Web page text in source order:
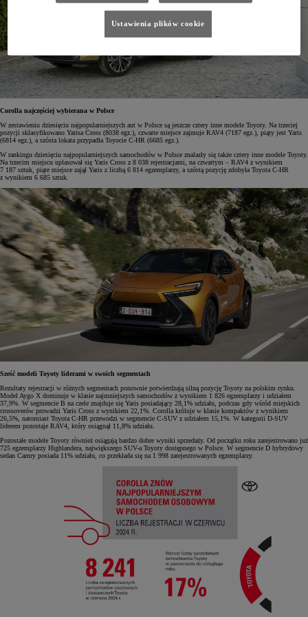
Corolla najczęściej wybierana w Polsce
W zestawieniu dziesięciu najpopularniejszych aut w Polsce są jeszcze cztery inne modele Toyoty. Na trzeciej
pozycji sklasyfikowano Yarisa Cross (8038 egz.), czwarte miejsce zajmuje RAV4 (7187 egz.), piąty jest Yaris
(6814 egz.), a szósta lokata przypadła Toyocie C-HR (6685 egz.).
W rankingu dziesięciu najpopularniejszych samochodów w Polsce znalazły się także cztery inne modele Toyoty.
Na trzecim miejscu uplasował się Yaris Cross z 8 038 rejestracjami, na czwartym – RAV4 z wynikiem
7 187 sztuk, piąte miejsce zajął Yaris z liczbą 6 814 egzemplarzy, a szóstą pozycję zdobyła Toyota C-HR
z wynikiem 6 685 sztuk.
Sześć modeli Toyoty liderami w swoich segmentach
Rezultaty rejestracji w różnych segmentach ponownie potwierdzają silną pozycję Toyoty na polskim rynku.
Model Aygo X dominuje w klasie najmniejszych samochodów z wynikiem 1 826 egzemplarzy i udziałem
37,9%. W segmencie B na czele znajduje się Yaris posiadający 28,1% udziału, podczas gdy wśród miejskich
crossoverów prowadzi Yaris Cross z wynikiem 22,1%. Corolla króluje w klasie kompaktów z wynikiem
26,5%, natomiast Toyota C-HR przewodzi w segmencie C-SUV z udziałem 15,1%. W kategorii D-SUV
liderem pozostaje RAV4, który osiągnął 11,8% udziału.
Pozostałe modele Toyoty również osiągają bardzo dobre wyniki sprzedaży. Od początku roku zarejestrowano już
725 egzemplarzy Highlandera, największego SUV-a Toyoty dostępnego w Polsce. W segmencie D hybrydowy
sedan Camry posiada 11% udziału, co przekłada się na 1 998 zarejestrowanych egzemplarzy.
Ustawienia plików cookie